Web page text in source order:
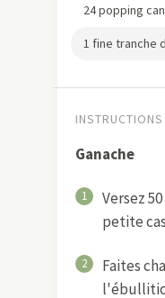
24 popping
1 fine tranche
INSTRUCTIONS
Ganache
1
Versez
petite
2
Faites